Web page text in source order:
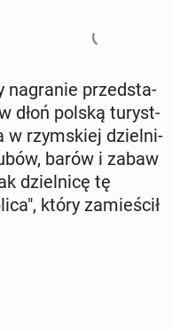
na­gra­nie przed­sta­
dłoń polską tu­ryst­
w rzym­skiej dziel­ni­
barów i zabaw
dziel­ni­cę tę
który za­mie­ścił